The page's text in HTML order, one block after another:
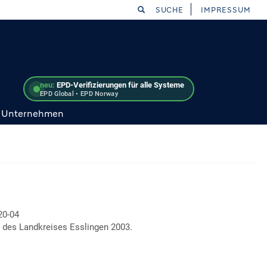
neu: EPD-Verifizierungen für alle Systeme
EPD Global • EPD Norway
SUCHE IMPRESSUM
Unternehmen
04
Landkreises Esslingen 2003.